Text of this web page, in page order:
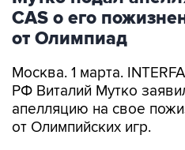
CAS о его
от Олимпиад
Москва. 1 марта.
РФ Виталий Мутко
апелляцию на свое
от Олимпийских игр.